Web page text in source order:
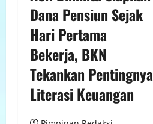
Dana Pensiun Sejak
Hari Pertama
Bekerja, BKN
Tekankan Pentingnya
Literasi Keuangan